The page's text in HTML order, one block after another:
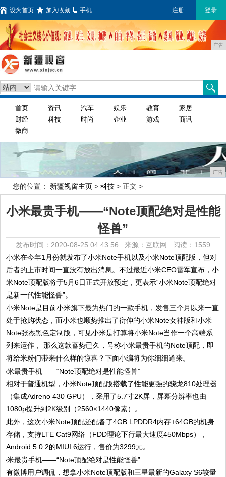
设为首页 加入收藏 手机 注册 登录
广告
首页 资讯 汽车 娱乐 教育
家居
财经
科技 时尚 企业 游戏
商讯
微商
广告
您的位置： 新疆视窗主页 > 科技 > 正文 >
小米最贵手机——“Note顶配绝对是性能
怪兽”
发布时间：2020-08-25 04:43:56 来源：互联网 阅读：1559
小米在今年1月份就发布了小米Note手机以及小米Note顶配版，但对
后者的上市时间一直没有放出消息。不过最近小米CEO雷军宣布，小
米Note顶配版将于5月6日正式开放预定，更表示“小米Note顶配绝对
是新一代性能怪兽”。
小米Note是目前小米旗下最为热门的一款手机，发售三个月以来一直
处于抢购状态，而小米也顺势推出了衍伸的小米Note女神版和小米
Note张杰黑色定制版，可见小米是打算将小米Note当作一个高端系
列来运作， 那么这款蓄势已久，号称小米最贵手机的Note顶配，即
将给米粉们带来什么样的惊喜？下面小编将为你细细道来。
相对于普通机型，小米Note顶配版搭载了性能更强的骁龙810处理器
（集成Adreno 430 GPU），采用了5.7寸2K屏，屏幕分辨率也由
1080p提升到2K级别（2560×1440像素）。
此外，这次小米Note顶配还配备了4GB LPDDR4内存+64GB的机身
存储，支持LTE Cat9网络（FDD理论下行最大速度450Mbps），
Android 5.0.2的MIUI 6运行，售价为3299元。
有微博用户调侃，想拿小米Note顶配版和三星最新的Galaxy S6较量